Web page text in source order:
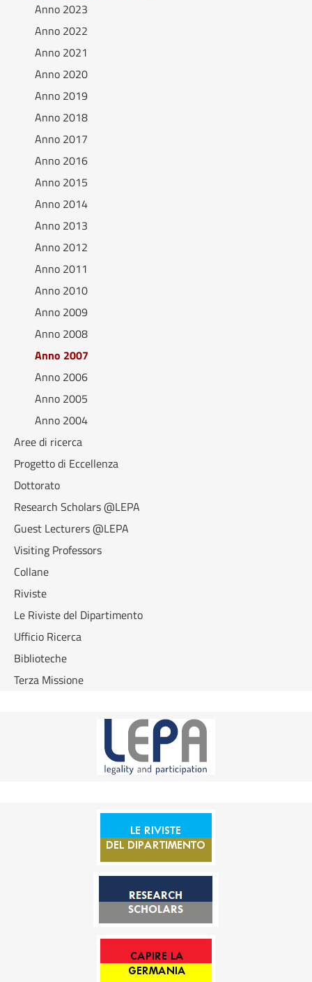
Anno 2023
Anno 2022
Anno 2021
Anno 2020
Anno 2019
Anno 2018
Anno 2017
Anno 2016
Anno 2015
Anno 2014
Anno 2013
Anno 2012
Anno 2011
Anno 2010
Anno 2009
Anno 2008
Anno 2007
Anno 2006
Anno 2005
Anno 2004
Aree di ricerca
Progetto di Eccellenza
Dottorato
Research Scholars @LEPA
Guest Lecturers @LEPA
Visiting Professors
Collane
Riviste
Le Riviste del Dipartimento
Ufficio Ricerca
Biblioteche
Terza Missione